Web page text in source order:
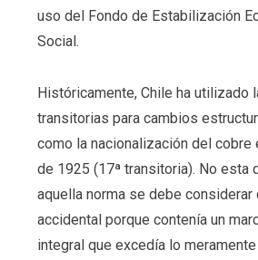
uso del Fondo de Estabilización
Social.
Históricamente, Chile ha utilizado
transitorias para cambios
como la nacionalización del cobre
de 1925 (17ª transitoria). No esta
aquella norma se debe considerar
accidental porque contenía un
integral que excedía lo